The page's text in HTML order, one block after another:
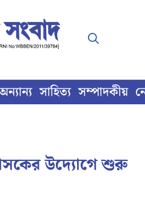
সাহিত্য সম্পাদকীয়
উদ্যোগে শুরু